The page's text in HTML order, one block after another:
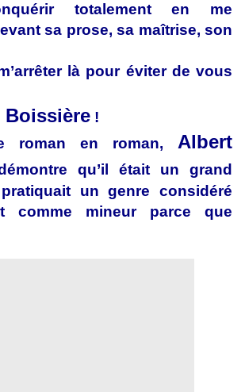
totalement en me
sa prose, sa maîtrise, son
là pour éviter de vous
Boissière !
roman en roman, Albert
qu’il était un grand
un genre considéré
comme mineur parce que